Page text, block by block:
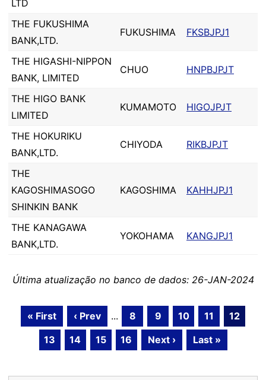
LTD
THE FUKUSHIMA
BANK,LTD.
FUKUSHIMA FKSBJPJ1
THE HIGASHI-NIPPON
BANK, LIMITED
CHUO HNPBJPJT
THE HIGO BANK
LIMITED
KUMAMOTO HIGOJPJT
THE HOKURIKU
BANK,LTD.
CHIYODA RIKBJPJT
THE
KAGOSHIMASOGO
SHINKIN BANK
KAGOSHIMA KAHHJPJ1
THE KANAGAWA
BANK,LTD.
YOKOHAMA KANGJPJ1
Última atualização no banco de dados: 26-JAN-2024
« First ‹ Prev ... 8 9 10 11
12
13
14 15 16 Next › Last »